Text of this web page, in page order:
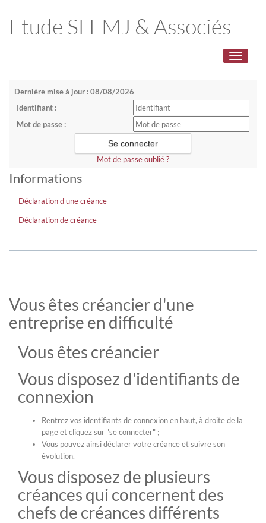
Etude SLEMJ & Associés
Toggle
Dernière mise à jour : 08/08/2026
Identifiant :
Mot de passe :
Mot de passe oublié ?
Informations
Déclaration d'une créance
Déclaration de créance
Vous êtes créancier d'une
entreprise en difficulté
Vous êtes créancier
Vous disposez d'identifiants de
connexion
Rentrez vos identifiants de connexion en haut, à droite de la
page et cliquez sur "se connecter" ;
Vous pouvez ainsi déclarer votre créance et suivre son
évolution.
Vous disposez de plusieurs
créances qui concernent des
chefs de créances différents